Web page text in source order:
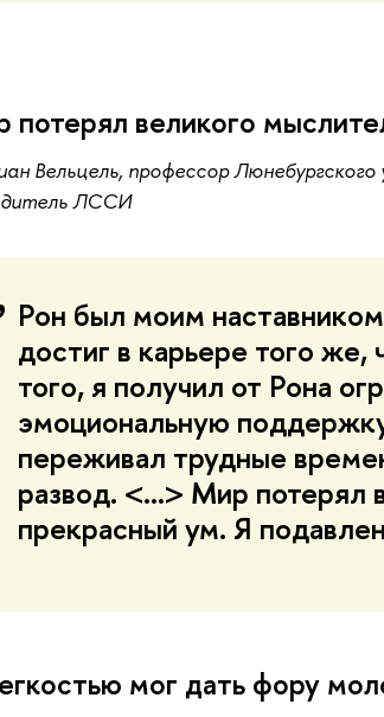
потерял великого
Вельцель, профессор
ЛССИ
Рон был моим
достиг в карьере того
того, я получил от Рона
эмоциональную
переживал трудные
развод. <...> Мир потерял
прекрасный ум. Я
мог дать фору